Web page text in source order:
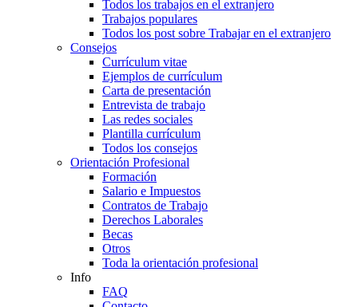
Todos los trabajos en el extranjero
Trabajos populares
Todos los post sobre Trabajar en el extranjero
Consejos
Currículum vitae
Ejemplos de currículum
Carta de presentación
Entrevista de trabajo
Las redes sociales
Plantilla currículum
Todos los consejos
Orientación Profesional
Formación
Salario e Impuestos
Contratos de Trabajo
Derechos Laborales
Becas
Otros
Toda la orientación profesional
Info
FAQ